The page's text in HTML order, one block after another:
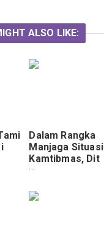
ALSO LIKE:
Dalam Rangka
Manjaga Situasi
Kamtibmas, Dit
Samapta Polda
Patroli